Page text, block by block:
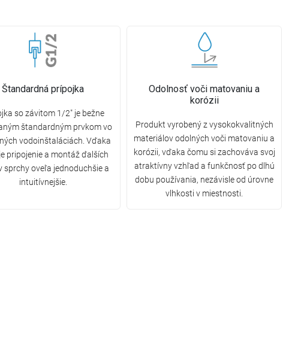
Štandardná prípojka
so závitom 1/2" je bežne
štandardným prvkom vo
vodoinštaláciách. Vďaka
pripojenie a montáž ďalších
sprchy oveľa jednoduchšie a
intuitívnejšie.
Odolnosť voči matovaniu a
korózii
Produkt vyrobený z vysokokvalitných
materiálov odolných voči matovaniu a
korózii, vďaka čomu si zachováva svoj
atraktívny vzhľad a funkčnosť po dlhú
dobu používania, nezávisle od úrovne
vlhkosti v miestnosti.